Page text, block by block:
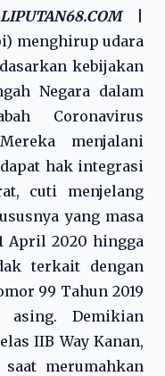
LIPUTAN68.COM|
menghirup udara
kebijakan
Negara dalam
Coronavirus
menjalani
hak integrasi
cuti menjelang
yang masa
April 2020 hingga
terkait dengan
99 Tahun 2019
asing. Demikian
IIB Way Kanan,
merumahkan